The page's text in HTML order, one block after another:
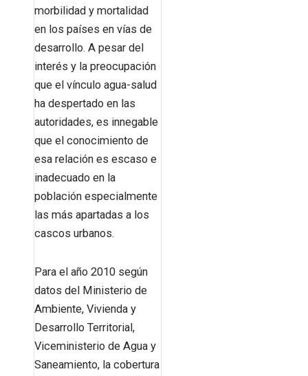
morbilidad y mortalidad
en los países en vías de
desarrollo. A pesar del
interés y la preocupación
que el vínculo agua-salud
ha despertado en las
autoridades, es innegable
que el conocimiento de
esa relación es escaso e
inadecuado en la
población especialmente
las más apartadas a los
cascos urbanos.
Para el año 2010 según
datos del Ministerio de
Ambiente, Vivienda y
Desarrollo Territorial,
Viceministerio de Agua y
Saneamiento, la cobertura